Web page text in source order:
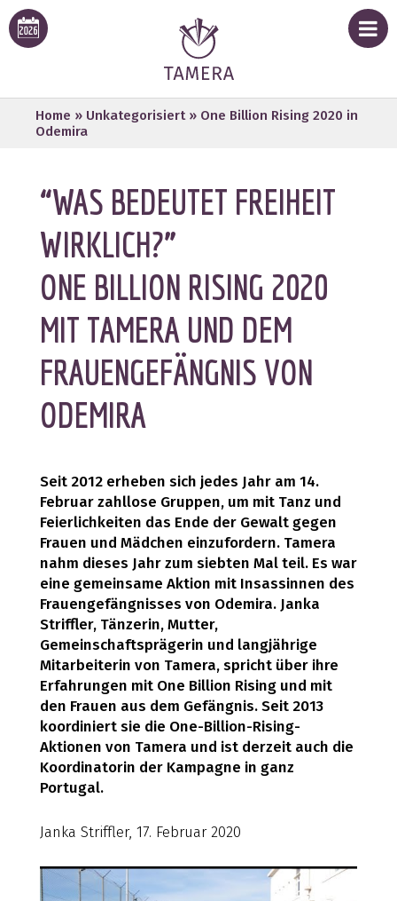
Home » Unkategorisiert» One Billion Rising 2020 in
Odemira
“WAS BEDEUTET FREIHEIT
WIRKLICH?”
ONE BILLION RISING 2020
MIT TAMERA UND DEM
FRAUENGEFÄNGNIS VON
ODEMIRA
Seit 2012 erheben sich jedes Jahr am 14.
Februar zahllose Gruppen, um mit Tanz und
Feierlichkeiten das Ende der Gewalt gegen
Frauen und Mädchen einzufordern. Tamera
nahm dieses Jahr zum siebten Mal teil. Es war
eine gemeinsame Aktion mit Insassinnen des
Frauengefängnisses von Odemira. Janka
Striffler, Tänzerin, Mutter,
Gemeinschaftsprägerin und langjährige
Mitarbeiterin von Tamera, spricht über ihre
Erfahrungen mit One Billion Rising und mit
den Frauen aus dem Gefängnis. Seit 2013
koordiniert sie die One-Billion-Rising-
Aktionen von Tamera und ist derzeit auch die
Koordinatorin der Kampagne in ganz
Portugal.
Janka Striffler, 17. Februar 2020